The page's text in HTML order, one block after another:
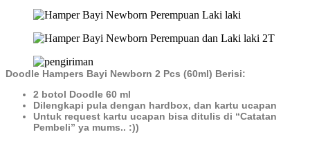
Doodle Hampers Bayi Newborn 2 Pcs (60ml) Berisi:
2 botol Doodle 60 ml
Dilengkapi pula dengan hardbox, dan kartu ucapan
Untuk request kartu ucapan bisa ditulis di “Catatan
Pembeli” ya mums.. :))